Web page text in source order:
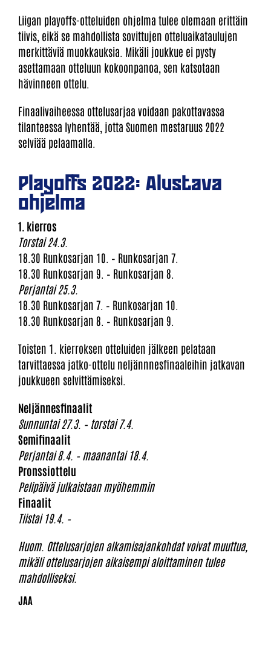
Liigan playoffs-otteluiden ohjelma tulee olemaan erittäin
tiivis, eikä se mahdollista sovittujen otteluaikataulujen
merkittäviä muokkauksia. Mikäli joukkue ei pysty
asettamaan otteluun kokoonpanoa, sen katsotaan
hävinneen ottelu.
Finaalivaiheessa ottelusarjaa voidaan pakottavassa
tilanteessa lyhentää, jotta Suomen mestaruus 2022
selviää pelaamalla.
Playoffs 2022: Alustava
ohjelma
1. kierros
Torstai 24.3.
18.30 Runkosarjan 10. – Runkosarjan 7.
18.30 Runkosarjan 9. – Runkosarjan 8.
Perjantai 25.3.
18.30 Runkosarjan 7. – Runkosarjan 10.
18.30 Runkosarjan 8. – Runkosarjan 9.
Toisten 1. kierroksen otteluiden jälkeen pelataan
tarvittaessa jatko-ottelu neljännnesfinaaleihin jatkavan
joukkueen selvittämiseksi.
Neljännesfinaalit
Sunnuntai 27.3. – torstai 7.4.
Semifinaalit
Perjantai 8.4. – maanantai 18.4.
Pronssiottelu
Pelipäivä julkaistaan myöhemmin
Finaalit
Tiistai 19.4. –
Huom. Ottelusarjojen alkamisajankohdat voivat muuttua,
mikäli ottelusarjojen aikaisempi aloittaminen tulee
mahdolliseksi.